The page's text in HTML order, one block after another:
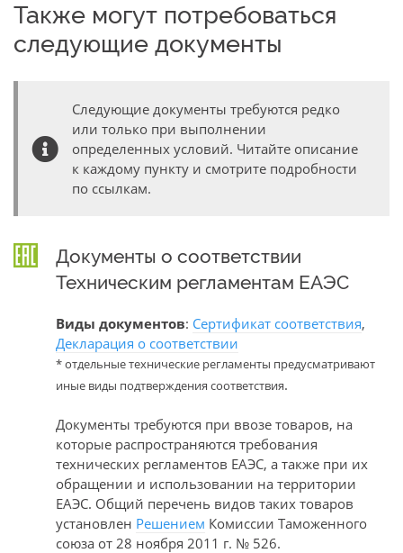
Также могут потребоваться
следующие документы
Следующие документы требуются редко
или только при выполнении
определенных условий. Читайте описание
к каждому пункту и смотрите подробности
по ссылкам.
Документы о соответствии
Техническим регламентам ЕАЭС
Виды документов: Сертификат соответствия,
Декларация о соответствии
* отдельные технические регламенты предусматривают
иные виды подтверждения соответствия.
Документы требуются при ввозе товаров, на
которые распространяются требования
технических регламентов ЕАЭС, а также при их
обращении и использовании на территории
ЕАЭС. Общий перечень видов таких товаров
установлен Решением Комиссии Таможенного
союза от 28 ноября 2011 г. № 526.